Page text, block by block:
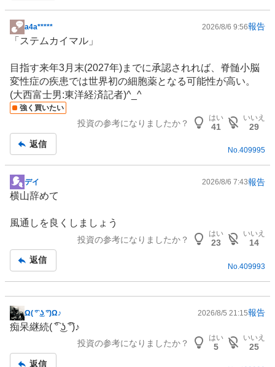
掲
記
事
a4a***** 2026/8/6 9:56報告
「ステムカイマル」
目指す来年3月末(2027年)までに承認されれば、脊髄小脳
変性症の疾患では世界初の細胞薬となる可能性が高い。
(大西富士男:東洋経済記者)^_^
強く買いたい
投資の参考になりましたか？
はい
41
いいえ
29
返信
No.409995
掲
示
記
デイ 2026/8/6 7:43報告
横山辞めて
風通しを良くしましょう
投資の参考になりましたか？
はい
23
いいえ
14
返信
No. 409993
掲
示
Ω( ͡° ͜ʖ ͡°)Ω♪ 2026/8/5 21:15報告
痴呆継続( ͡° ͜ʖ ͡°)♪
投資の参考になりましたか？
はい
5
いいえ
25
返信